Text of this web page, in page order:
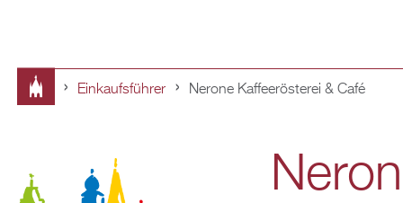
hier
Ein­kaufs­füh­rer Ne­ro­ne Kaf­fee­rös­te­rei & Café